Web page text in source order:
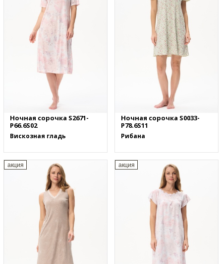
Ночная сорочка S2671-
P66.6S02
Вискозная гладь
Ночная сорочка S0033-
P78.6S11
Рибана
акция акция